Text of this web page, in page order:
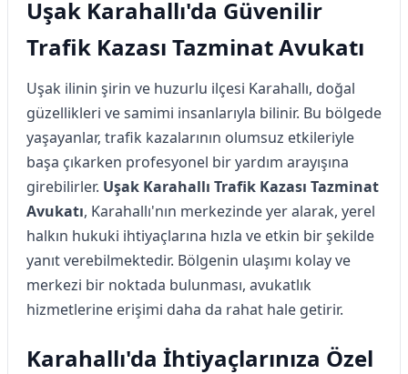
Uşak Karahallı'da Güvenilir
Trafik Kazası Tazminat Avukatı
Uşak ilinin şirin ve huzurlu ilçesi Karahallı, doğal
güzellikleri ve samimi insanlarıyla bilinir. Bu bölgede
yaşayanlar, trafik kazalarının olumsuz etkileriyle
başa çıkarken profesyonel bir yardım arayışına
girebilirler. Uşak Karahallı Trafik Kazası Tazminat
Avukatı, Karahallı'nın merkezinde yer alarak, yerel
halkın hukuki ihtiyaçlarına hızla ve etkin bir şekilde
yanıt verebilmektedir. Bölgenin ulaşımı kolay ve
merkezi bir noktada bulunması, avukatlık
hizmetlerine erişimi daha da rahat hale getirir.
Karahallı'da İhtiyaçlarınıza Özel